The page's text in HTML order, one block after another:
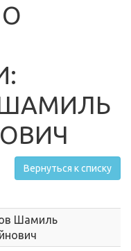
Вернуться к списку
Шамиль